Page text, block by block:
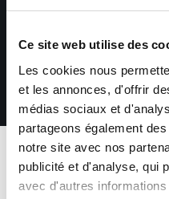
Ce site web utilise des
Les cookies nous
et les annonces, d'offrir
médias sociaux et
partageons également
notre site avec nos
publicité et d'analyse, qui
avec d'autres
d’opposition pour motifs